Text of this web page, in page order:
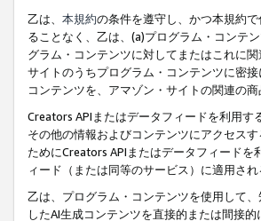
乙は、 本規約の条件を遵守し、かつ本規約
ることなく、乙は、(a)プログラム・コンテ
グラム・コンテンツに対してまたはこれに
サイトのうちプログラム・コンテンツに密
コンテンツを、アマゾン・サイトの関連の
Creators APIまたはデータフィードを利用
その他の情報およびコンテンツにアクセス
ためにCreators APIまたはデータフィード
ィード（または同等のサービス）に適用さ
乙は、プログラム・コンテンツを使用して
したAI生成コンテンツを直接的または間接